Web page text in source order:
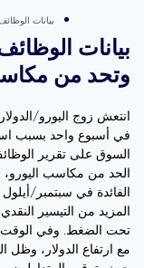
بيانات الوظائف
بيانات
وتحد من مكاسب
انتعش زوج اليورو/
في أسبوع واحد بسبب
السوق على تقرير
الحد من مكاسب
الفائدة في سبتمبر/
المزيد من التيسير
تحت الضغط. وفي الوقت